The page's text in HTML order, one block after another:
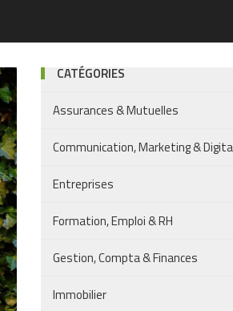
CATÉGORIES
Assurances & Mutuelles
Communication, Marketing &
Entreprises
Formation, Emploi & RH
Gestion, Compta & Finances
Immobilier